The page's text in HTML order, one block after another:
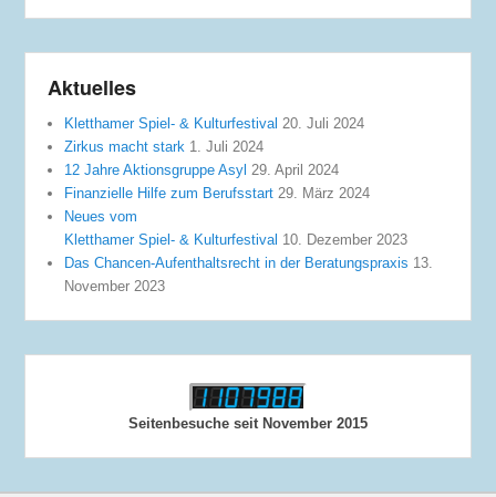
Aktuelles
Kletthamer Spiel- & Kulturfestival 20. Juli 2024
Zirkus macht stark 1. Juli 2024
12 Jahre Aktionsgruppe Asyl 29. April 2024
Finanzielle Hilfe zum Berufsstart 29. März 2024
Neues vom
Kletthamer Spiel- & Kulturfestival 10. Dezember 2023
Das Chancen-Aufenthaltsrecht in der Beratungspraxis 13.
November 2023
Seitenbesuche seit November 2015